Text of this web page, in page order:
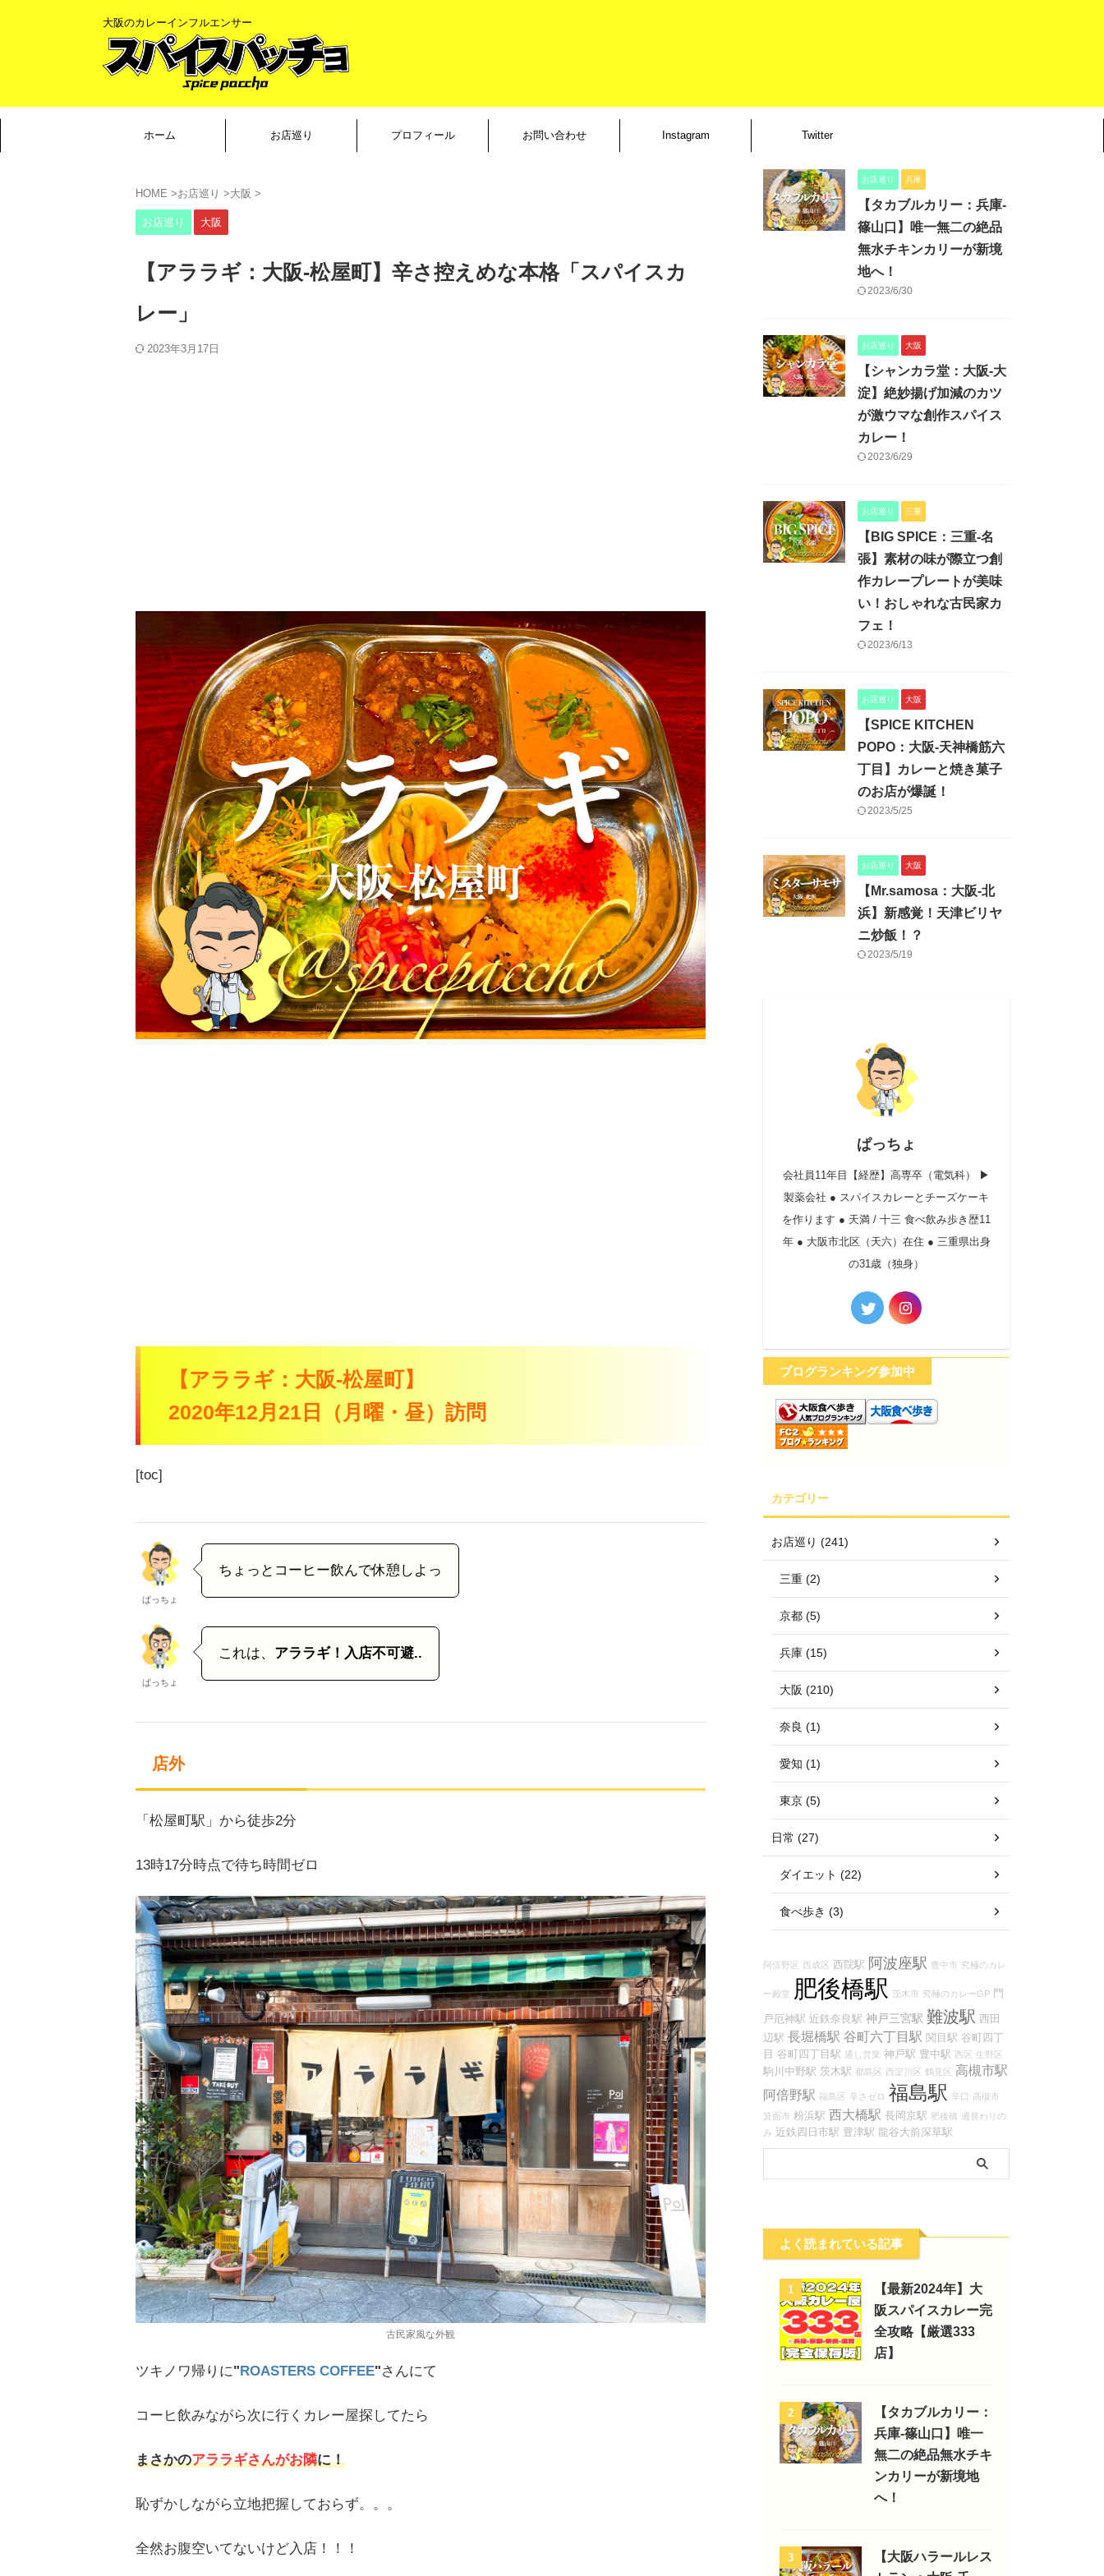
大阪のカレーインフルエンサー
ホーム お店巡り プロフィール お問い合わせ Instagram Twitter
HOME >お店巡り >大阪 >
お店巡り 大阪
【アララギ：大阪-松屋町】辛さ控えめな本格「スパイスカ
レー」
2023年3月17日
【アララギ：大阪-松屋町】
2020年12月21日（月曜・昼）訪問
[toc]
ぱっちょ
ちょっとコーヒー飲んで休憩しよっ
ぱっちょ
これは、 アララギ！入店不可避..
店外
「松屋町駅」から徒歩2分
13時17分時点で待ち時間ゼロ
古民家風な外観
ツキノワ帰りに" ROASTERS COFFEE"さんにて
コーヒ飲みながら次に行くカレー屋探してたら
まさかのアララギさんがお隣に！
恥ずかしながら立地把握しておらず。。。
全然お腹空いてないけど入店！！！
お店巡り 兵庫
【タカブルカリー：兵庫-
篠山口】唯一無二の絶品
無水チキンカリーが新境
地へ！
2023/6/30
お店巡り 大阪
【シャンカラ堂：大阪-大
淀】絶妙揚げ加減のカツ
が激ウマな創作スパイス
カレー！
2023/6/29
お店巡り 三重
【BIG SPICE：三重-名
張】素材の味が際立つ創
作カレープレートが美味
い！おしゃれな古民家カ
フェ！
2023/6/13
お店巡り 大阪
【SPICE KITCHEN
POPO：大阪-天神橋筋六
丁目】カレーと焼き菓子
のお店が爆誕！
2023/5/25
お店巡り 大阪
【Mr.samosa：大阪-北
浜】新感覚！天津ビリヤ
ニ炒飯！？
2023/5/19
ぱっちょ
会社員11年目【経歴】高専卒（電気科） ▶︎
製薬会社 ● スパイスカレーとチーズケーキ
を作ります ● 天満 / 十三 食べ飲み歩き歴11
年 ● 大阪市北区（天六）在住 ● 三重県出身
の31歳（独身）
ブログランキング参加中
カテゴリー
お店巡り (241)
三重 (2)
京都 (5)
兵庫 (15)
大阪 (210)
奈良 (1)
愛知 (1)
東京 (5)
日常 (27)
ダイエット (22)
食べ歩き (3)
阿倍野区 西成区 西院駅 阿波座駅 豊中市 究極のカレ
ー殿堂 肥後橋駅 茨木市 究極のカレーGP 門
戸厄神駅 近鉄奈良駅 神戸三宮駅 難波駅 西田
辺駅 長堀橋駅 谷町六丁目駅 関目駅 谷町四丁
目 谷町四丁目駅 通し営業 神戸駅 豊中駅 西区 生野区
駒川中野駅 茨木駅 都島区 西淀川区 鶴見区 高槻市駅
阿倍野駅 福島区 辛さゼロ 福島駅 辛口
高槻市
箕面市 粉浜駅 西大橋駅 長岡京駅 肥後橋 週替わりの
み 近鉄四日市駅 豊津駅 龍谷大前深草駅
よく読まれている記事
1
【最新2024年】大
阪スパイスカレー完
全攻略【厳選333
店】
2
【タカブルカリー：
兵庫-篠山口】唯一
無二の絶品無水チキ
ンカリーが新境地
へ！
3
【大阪ハラールレス